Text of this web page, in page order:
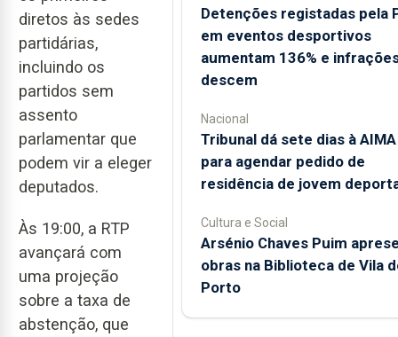
diretos às sedes
partidárias,
incluindo os
partidos sem
assento
parlamentar que
podem vir a eleger
deputados.
Às 19:00, a RTP
avançará com
uma projeção
sobre a taxa de
abstenção, que
Detenções registadas pela
em eventos desportivos
aumentam 136% e
descem
Nacional
Tribunal dá sete dias à AIMA
para agendar pedido de
residência de jovem
Cultura e Social
Arsénio Chaves Puim
obras na Biblioteca de Vila
Porto